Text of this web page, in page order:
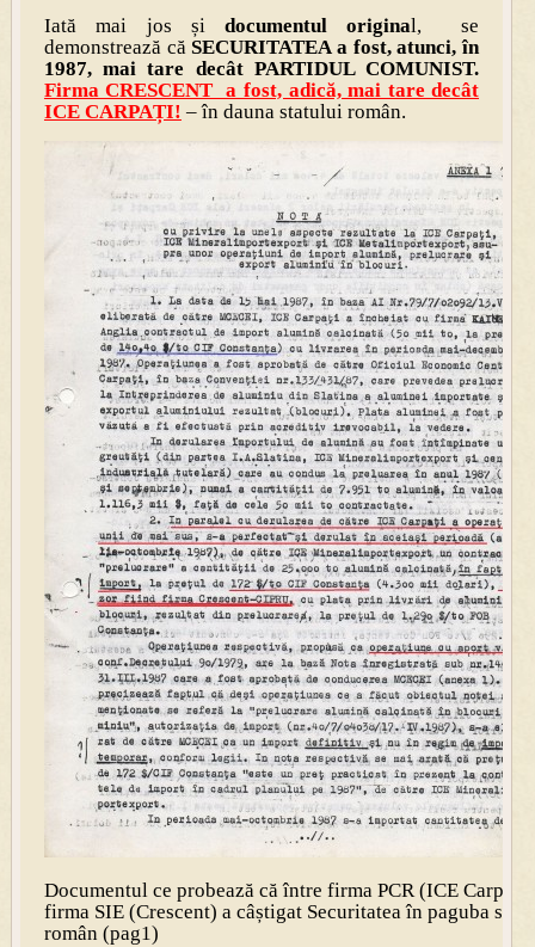
Iată mai jos șidocumentul original, se
demonstrează căSECURITATEA a fost, atunci, în
1987, mai tare decât PARTIDUL COMUNIST.
Firma CRESCENT a fost, adică, mai tare decât
ICE CARPAȚI! – în dauna statului român.
Documentul ce probează că între firma PCR (ICE
firma SIE (Crescent) a câștigat Securitatea în paguba
român (pag1)